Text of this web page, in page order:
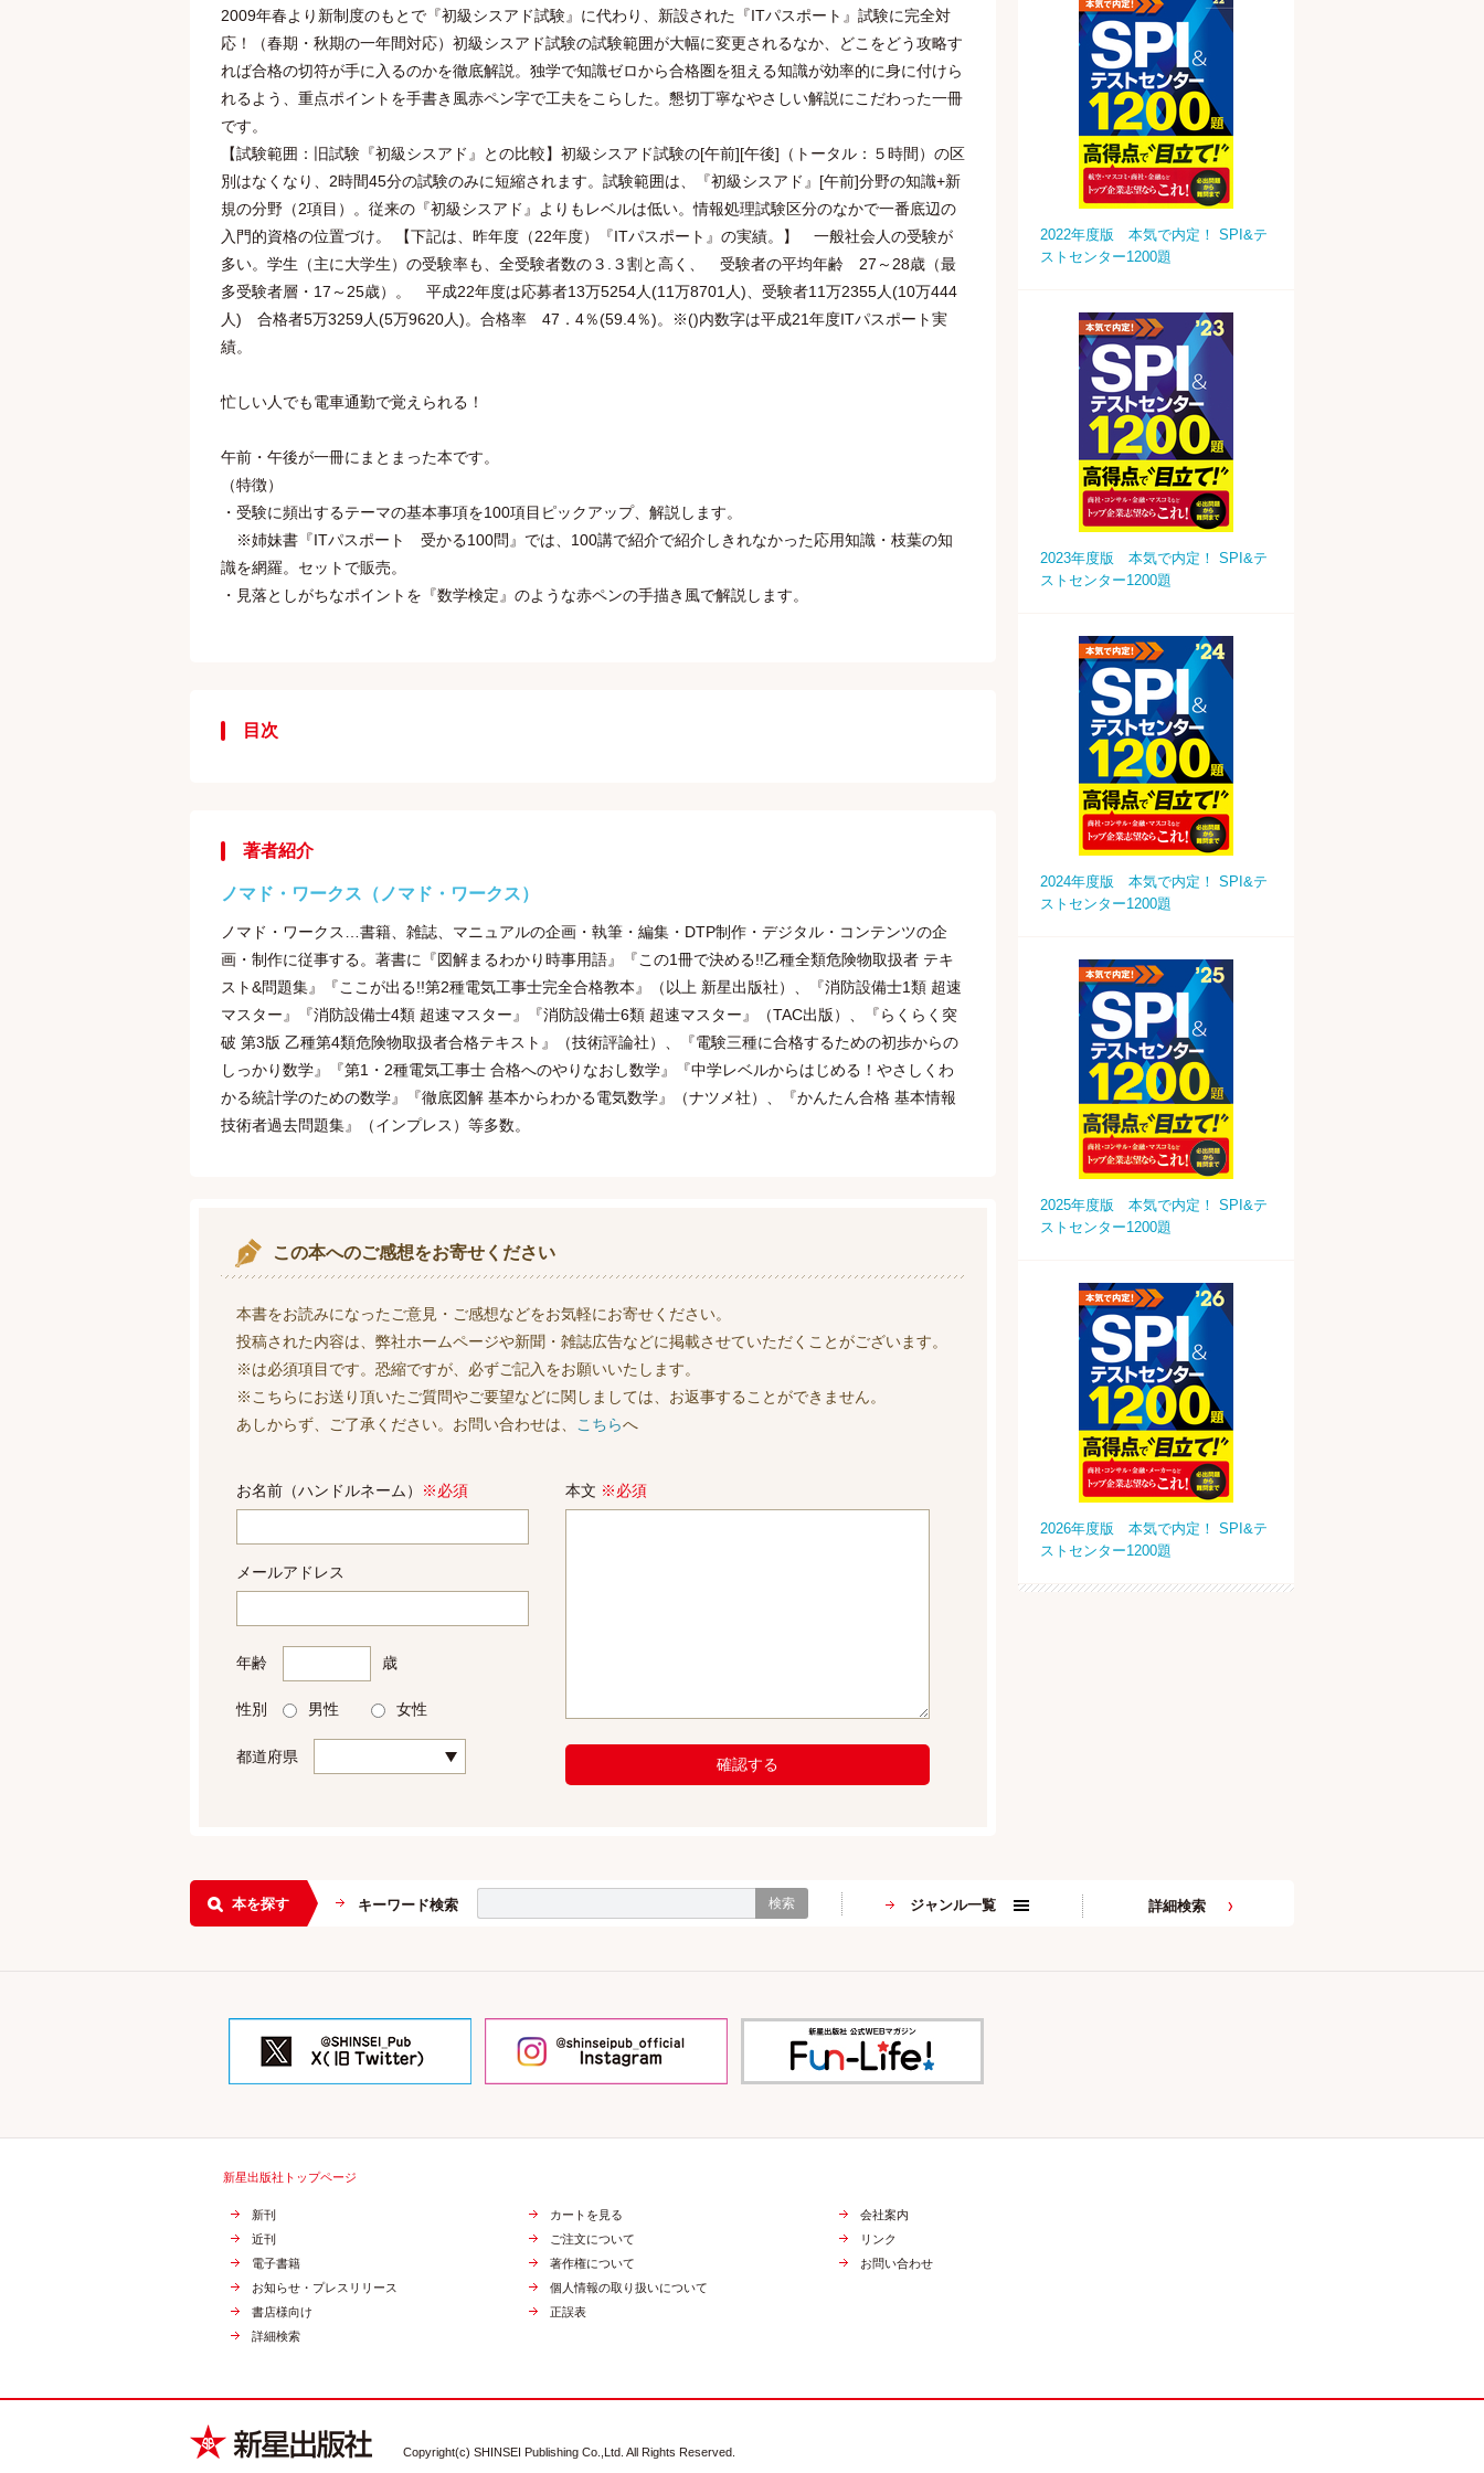
2009年春より新制度のもとで『初級シスアド試験』に代わり、新設された『ITパスポート』試験に完全対
応！（春期・秋期の一年間対応）初級シスアド試験の試験範囲が大幅に変更されるなか、どこをどう攻略す
れば合格の切符が手に入るのかを徹底解説。独学で知識ゼロから合格圏を狙える知識が効率的に身に付けら
れるよう、重点ポイントを手書き風赤ペン字で工夫をこらした。懇切丁寧なやさしい解説にこだわった一冊
です。
【試験範囲：旧試験『初級シスアド』との比較】初級シスアド試験の[午前][午後]（トータル：５時間）の区
別はなくなり、2時間45分の試験のみに短縮されます。試験範囲は、『初級シスアド』[午前]分野の知識+新
規の分野（2項目）。従来の『初級シスアド』よりもレベルは低い。情報処理試験区分のなかで一番底辺の
入門的資格の位置づけ。 【下記は、昨年度（22年度）『ITパスポート』の実績。】 一般社会人の受験が
多い。学生（主に大学生）の受験率も、全受験者数の３.３割と高く、 受験者の平均年齢 27～28歳（最
多受験者層・17～25歳）。 平成22年度は応募者13万5254人(11万8701人)、受験者11万2355人(10万444
人) 合格者5万3259人(5万9620人)。合格率 47．4％(59.4％)。※()内数字は平成21年度ITパスポート実
績。
忙しい人でも電車通勤で覚えられる！
午前・午後が一冊にまとまった本です。
（特徴）
・受験に頻出するテーマの基本事項を100項目ピックアップ、解説します。
※姉妹書『ITパスポート 受かる100問』では、100講で紹介で紹介しきれなかった応用知識・枝葉の知
識を網羅。セットで販売。
・見落としがちなポイントを『数学検定』のような赤ペンの手描き風で解説します。
目次
著者紹介
ノマド・ワークス（ノマド・ワークス）
ノマド・ワークス…書籍、雑誌、マニュアルの企画・執筆・編集・DTP制作・デジタル・コンテンツの企
画・制作に従事する。著書に『図解まるわかり時事用語』『この1冊で決める!!乙種全類危険物取扱者 テキ
スト&問題集』『ここが出る!!第2種電気工事士完全合格教本』（以上 新星出版社）、『消防設備士1類 超速
マスター』『消防設備士4類 超速マスター』『消防設備士6類 超速マスター』（TAC出版）、『らくらく突
破 第3版 乙種第4類危険物取扱者合格テキスト』（技術評論社）、『電験三種に合格するための初歩からの
しっかり数学』『第1・2種電気工事士 合格へのやりなおし数学』『中学レベルからはじめる！やさしくわ
かる統計学のための数学』『徹底図解 基本からわかる電気数学』（ナツメ社）、『かんたん合格 基本情報
技術者過去問題集』（インプレス）等多数。
この本へのご感想をお寄せください
本書をお読みになったご意見・ご感想などをお気軽にお寄せください。
投稿された内容は、弊社ホームページや新聞・雑誌広告などに掲載させていただくことがございます。
※は必須項目です。恐縮ですが、必ずご記入をお願いいたします。
※こちらにお送り頂いたご質問やご要望などに関しましては、お返事することができません。
あしからず、ご了承ください。お問い合わせは、
こちらへ
お名前（ハンドルネーム） ※必須
メールアドレス
年齢 歳
性別 男性 女性
都道府県
本文 ※必須
確認する
2022年度版 本気で内定！ SPI&テ
ストセンター1200題
2023年度版 本気で内定！ SPI&テ
ストセンター1200題
2024年度版 本気で内定！ SPI&テ
ストセンター1200題
2025年度版 本気で内定！ SPI&テ
ストセンター1200題
2026年度版 本気で内定！ SPI&テ
ストセンター1200題
本を探す キーワード検索 検索 ジャンル一覧 詳細検索
新星出版社トップページ
新刊
近刊
電子書籍
お知らせ・プレスリリース
書店様向け
詳細検索
カートを見る
ご注文について
著作権について
個人情報の取り扱いについて
正誤表
会社案内
リンク
お問い合わせ
Copyright(c) SHINSEI Publishing Co.,Ltd. All Rights Reserved.